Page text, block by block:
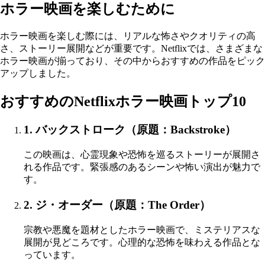
ホラー映画を楽しむために
ホラー映画を楽しむ際には、リアルな怖さやクオリティの高
さ、ストーリー展開などが重要です。Netflixでは、さまざまな
ホラー映画が揃っており、その中からおすすめの作品をピック
アップしました。
おすすめのNetflixホラー映画トップ10
1. バックストローク（原題：Backstroke）
この映画は、心霊現象や恐怖を巡るストーリーが展開さ
れる作品です。緊張感のあるシーンや怖い演出が魅力で
す。
2. ジ・オーダー（原題：The Order）
宗教や悪魔を題材としたホラー映画で、ミステリアスな
展開が見どころです。心理的な恐怖を味わえる作品とな
っています。